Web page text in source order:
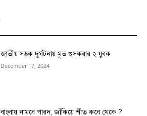
জাতীয় সড়ক দুর্ঘটনায় মৃত গুসকরার ২ যুবক
December 17, 2024
বাংলায় নামবে পারদ, জাঁকিয়ে শীত কবে থেকে ?